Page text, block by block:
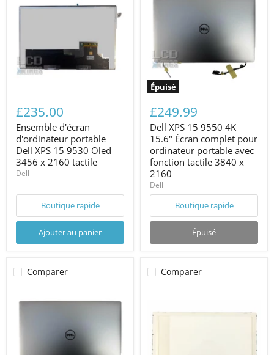
£235.00
Ensemble d'écran
d'ordinateur portable
Dell XPS 15 9530 Oled
3456 x 2160 tactile
Dell
Boutique rapide
Ajouter au panier
Épuisé
£249.99
Dell XPS 15 9550 4K
15.6" Écran complet pour
ordinateur portable avec
fonction tactile 3840 x
2160
Dell
Boutique rapide
Épuisé
Comparer Comparer